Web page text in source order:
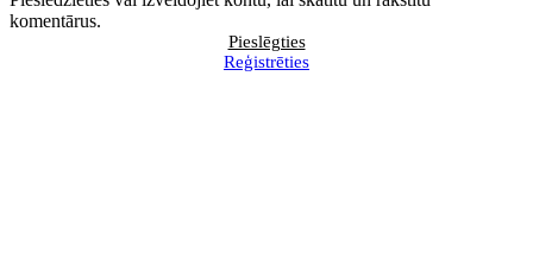
komentārus.
Pieslēgties
Reģistrēties